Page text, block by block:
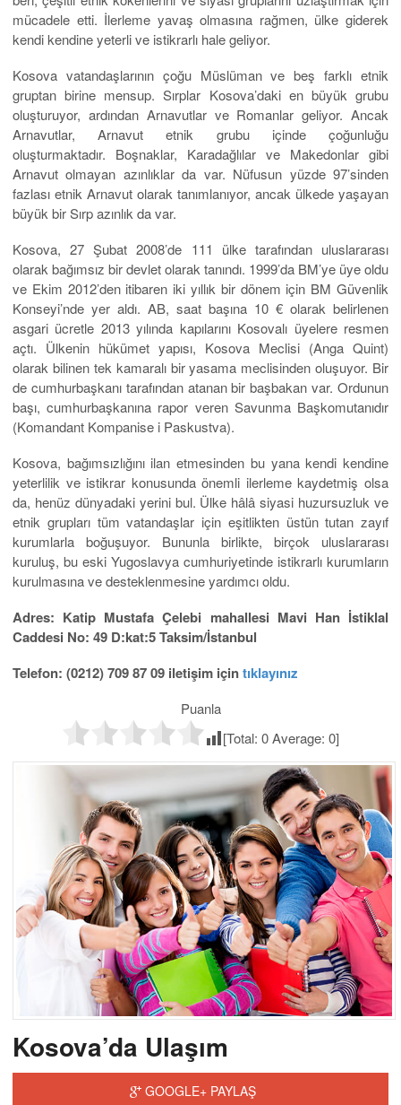
mücadele etti. İlerleme yavaş olmasına rağmen, ülke giderek
kendi kendine yeterli ve istikrarlı hale geliyor.
Kosova vatandaşlarının çoğu Müslüman ve beş farklı etnik
gruptan birine mensup. Sırplar Kosova’daki en büyük grubu
oluşturuyor, ardından Arnavutlar ve Romanlar geliyor. Ancak
Arnavutlar, Arnavut etnik grubu içinde çoğunluğu
oluşturmaktadır. Boşnaklar, Karadağlılar ve Makedonlar gibi
Arnavut olmayan azınlıklar da var. Nüfusun yüzde 97’sinden
fazlası etnik Arnavut olarak tanımlanıyor, ancak ülkede yaşayan
büyük bir Sırp azınlık da var.
Kosova, 27 Şubat 2008’de 111 ülke tarafından uluslararası
olarak bağımsız bir devlet olarak tanındı. 1999’da BM’ye üye oldu
ve Ekim 2012’den itibaren iki yıllık bir dönem için BM Güvenlik
Konseyi’nde yer aldı. AB, saat başına 10 € olarak belirlenen
asgari ücretle 2013 yılında kapılarını Kosovalı üyelere resmen
açtı. Ülkenin hükümet yapısı, Kosova Meclisi (Anga Quint)
olarak bilinen tek kamaralı bir yasama meclisinden oluşuyor. Bir
de cumhurbaşkanı tarafından atanan bir başbakan var. Ordunun
başı, cumhurbaşkanına rapor veren Savunma Başkomutanıdır
(Komandant Kompanise i Paskustva).
Kosova, bağımsızlığını ilan etmesinden bu yana kendi kendine
yeterlilik ve istikrar konusunda önemli ilerleme kaydetmiş olsa
da, henüz dünyadaki yerini bul. Ülke hâlâ siyasi huzursuzluk ve
etnik grupları tüm vatandaşlar için eşitlikten üstün tutan zayıf
kurumlarla boğuşuyor. Bununla birlikte, birçok uluslararası
kuruluş, bu eski Yugoslavya cumhuriyetinde istikrarlı kurumların
kurulmasına ve desteklenmesine yardımcı oldu.
Adres: Katip Mustafa Çelebi mahallesi Mavi Han İstiklal
Caddesi No: 49 D:kat:5 Taksim/İstanbul
Telefon: (0212) 709 87 09 iletişim içintıklayınız
Puanla
[Total: 0Average: 0]
Kosova’da Ulaşım
GOOGLE+ PAYLAŞ